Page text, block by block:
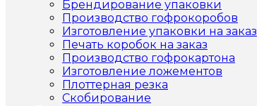
Брендирование упаковки
Производство гофрокоробов
Изготовление упаковки на заказ
Печать коробок на заказ
Производство гофрокартона
Изготовление ложементов
Плоттерная резка
Скобирование